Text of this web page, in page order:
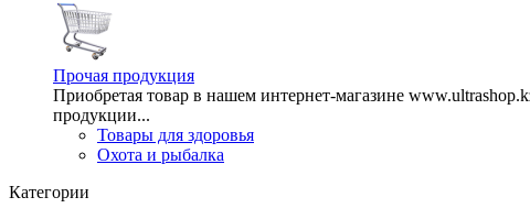
Прочая продукция
Приобретая товар в нашем интернет-магазине
продукции...
Товары для здоровья
Охота и рыбалка
Категории